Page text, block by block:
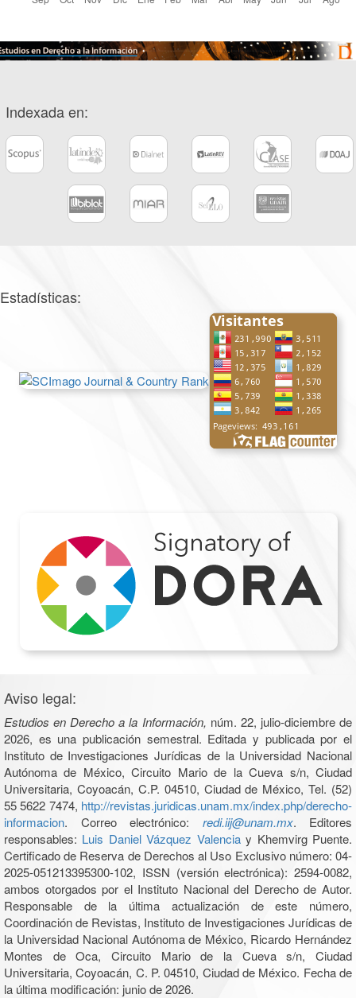
Indexada en:
Estadísticas:
Aviso legal:
Estudios en Derecho a la Información, núm. 22, julio-diciembre de
2026, es una publicación semestral. Editada y publicada por el
Instituto de Investigaciones Jurídicas de la Universidad Nacional
Autónoma de México, Circuito Mario de la Cueva s/n, Ciudad
Universitaria, Coyoacán, C.P. 04510, Ciudad de México, Tel. (52)
55 5622 7474, http://revistas.juridicas.unam.mx/index.php/derecho-
informacion. Correo electrónico: redi.iij@unam.mx. Editores
responsables: Luis Daniel Vázquez Valenciay Khemvirg Puente.
Certificado de Reserva de Derechos al Uso Exclusivo número: 04-
2025-051213395300-102, ISSN (versión electrónica): 2594-0082,
ambos otorgados por el Instituto Nacional del Derecho de Autor.
Responsable de la última actualización de este número,
Coordinación de Revistas, Instituto de Investigaciones Jurídicas de
la Universidad Nacional Autónoma de México, Ricardo Hernández
Montes de Oca, Circuito Mario de la Cueva s/n, Ciudad
Universitaria, Coyoacán, C. P. 04510, Ciudad de México. Fecha de
la última modificación: junio de 2026.